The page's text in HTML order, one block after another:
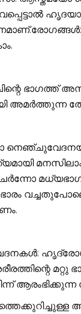
അമര്‍ത്തുന്ന
ആരംഭിക്കുന്ന